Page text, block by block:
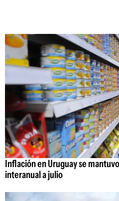
Inflación en Uruguay se
interanual a julio